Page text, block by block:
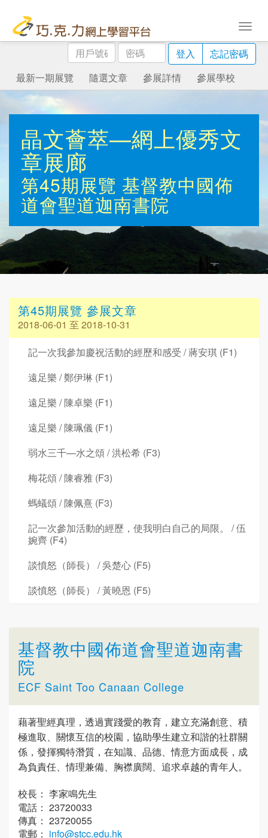
用
戶
號
碼
密
碼
登入
忘記密碼
最新一期展覽
隨選文章 參展詳情 參展學校
晶文薈萃—網上優秀文
章展廊
第45期展覽 基督教中國佈
道會聖道迦南書院
第45期展覽 參展文章
2018-06-01 至 2018-10-31
記一次我參加慶祝活動的經歷和感受 / 蔣安琪 (F1)
遠足樂 / 鄭伊琳 (F1)
遠足樂 / 陳卓樂 (F1)
遠足樂 / 陳珮儀 (F1)
弱水三千—水之頌 / 洪松希 (F3)
梅花頌 / 陳睿雅 (F3)
螞蟻頌 / 陳佩熹 (F3)
記一次參加活動的經歷，使我明白自己的局限。 / 伍
婉齊 (F4)
談憤怒（師長） / 吳楚心 (F5)
談憤怒（師長） / 黃曉恩 (F5)
基督教中國佈道會聖道迦南書
院
ECF Saint Too Canaan College
藉著聖經真理，透過實踐愛的教育，建立充滿創意、積
極進取、關懷互信的校園，協助學生建立和諧的社群關
係，發揮獨特潛質，在知識、品德、情意方面成長，成
為負責任、情理兼備、胸襟廣闊、追求卓越的青年人。
校長： 李家鳴先生
電話： 23720033
傳真： 23720055
電郵： info@stcc.edu.hk